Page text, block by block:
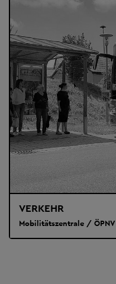
VERKEHR
Mobilitätszentrale / ÖPNV